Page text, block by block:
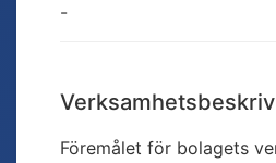
-
Föremålet för bolagets